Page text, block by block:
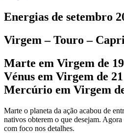
Energias de setembro
Virgem – Touro –
Marte em Virgem de
Vénus em Virgem de
Mercúrio em Virgem
Marte o planeta da ação acabou de
nativos obterem o que desejam.
com foco nos detalhes.